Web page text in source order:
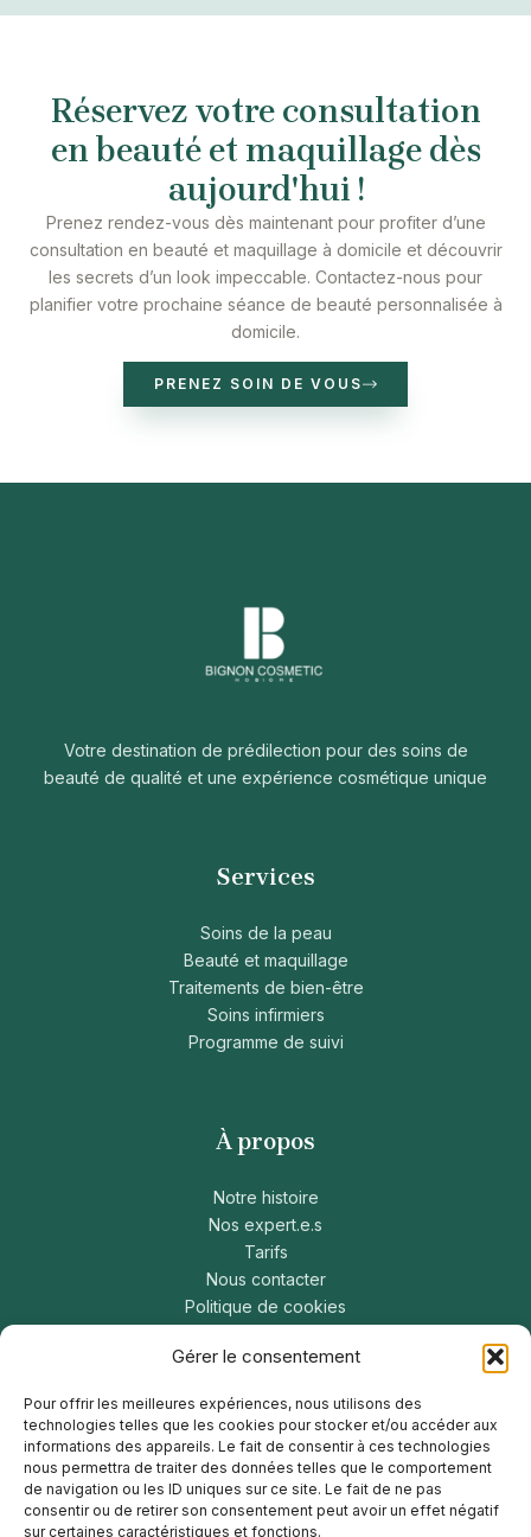
Gérer le consentement
Pour offrir les meilleures expériences, nous utilisons des
technologies telles que les cookies pour stocker et/ou accéder aux
informations des appareils. Le fait de consentir à ces technologies
nous permettra de traiter des données telles que le comportement
de navigation ou les ID uniques sur ce site. Le fait de ne pas
consentir ou de retirer son consentement peut avoir un effet négatif
sur certaines caractéristiques et fonctions.
Réservez votre consultation
en beauté et maquillage dès
aujourd'hui !
Prenez rendez-vous dès maintenant pour profiter d’une
consultation en beauté et maquillage à domicile et découvrir
les secrets d’un look impeccable. Contactez-nous pour
planifier votre prochaine séance de beauté personnalisée à
domicile.
PRENEZ SOIN DE VOUS
Votre destination de prédilection pour des soins de
beauté de qualité et une expérience cosmétique unique
Services
Soins de la peau
Beauté et maquillage
Traitements de bien-être
Soins infirmiers
Programme de suivi
À propos
Notre histoire
Nos expert.e.s
Tarifs
Nous contacter
Politique de cookies
Restez connecté
Canada
États-Unis